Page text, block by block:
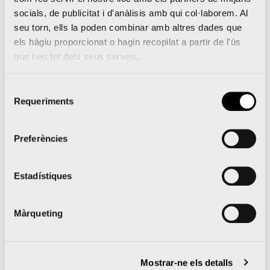
socials, de publicitat i d'anàlisis amb qui col·laborem. Al
seu torn, ells la poden combinar amb altres dades que
els hàgiu proporcionat o hagin recopilat a partir de l'ús
que heu fet dels seus serveis.
Requeriments
Preferències
Estadístiques
Màrqueting
Mostrar-ne els detalls
9211,9210,9209″ limit=»35″ link=»lightbox»
width=»170″ height=»120″ title=»never»]
UME al seu X aniversari